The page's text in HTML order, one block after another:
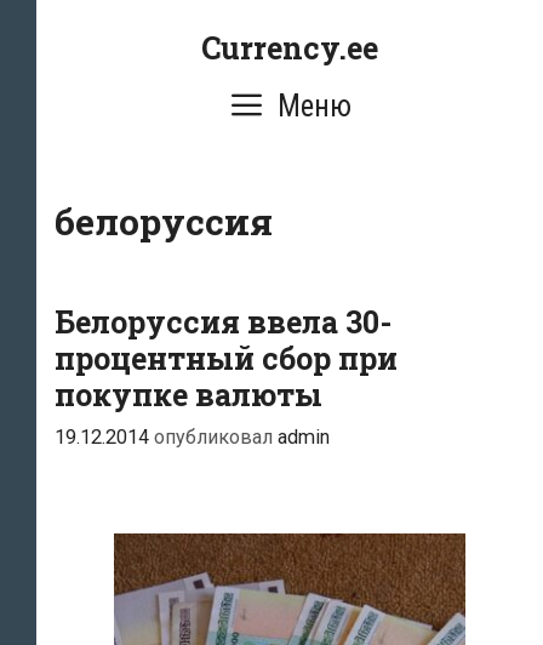
Currency.ee
Меню
белоруссия
Белоруссия ввела 30-
процентный сбор при
покупке валюты
19.12.2014 опубликовал admin